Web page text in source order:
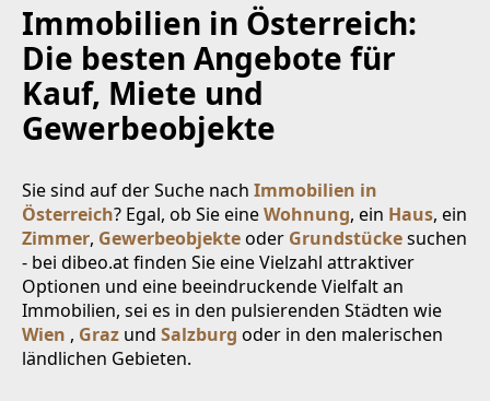
Immobilien in Österreich:
Die besten Angebote für
Kauf, Miete und
Gewerbeobjekte
Sie sind auf der Suche nach Immobilien in
Österreich? Egal, ob Sie eineWohnung, ein Haus, ein
Zimmer, Gewerbeobjekteoder Grundstückesuchen
- bei dibeo.at finden Sie eine Vielzahl attraktiver
Optionen und eine beeindruckende Vielfalt an
Immobilien, sei es in den pulsierenden Städten wie
Wien , Graz und Salzburg oder in den malerischen
ländlichen Gebieten.